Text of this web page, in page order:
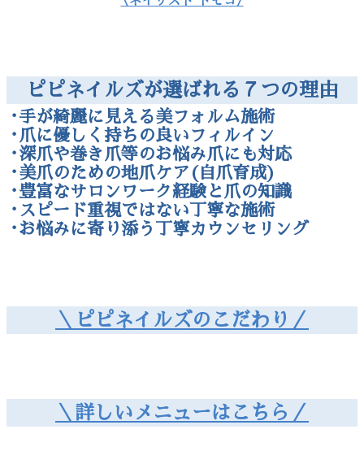
ピピネイルズが選ばれる７つの理由
･手が綺麗に見える美フォルム施術
･爪に優しく持ちの良いフィルイン
･深爪や巻き爪等のお悩み爪にも対応
･美爪のための地爪ケア(自爪育成)
･豊富なサロンワーク経験と爪の知識